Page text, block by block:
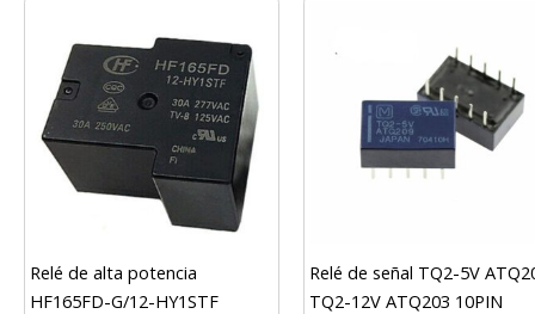
Relé de alta potencia
HF165FD-G/12-HY1STF
Relé de señal TQ2-5V
TQ2-12V ATQ203 10PIN